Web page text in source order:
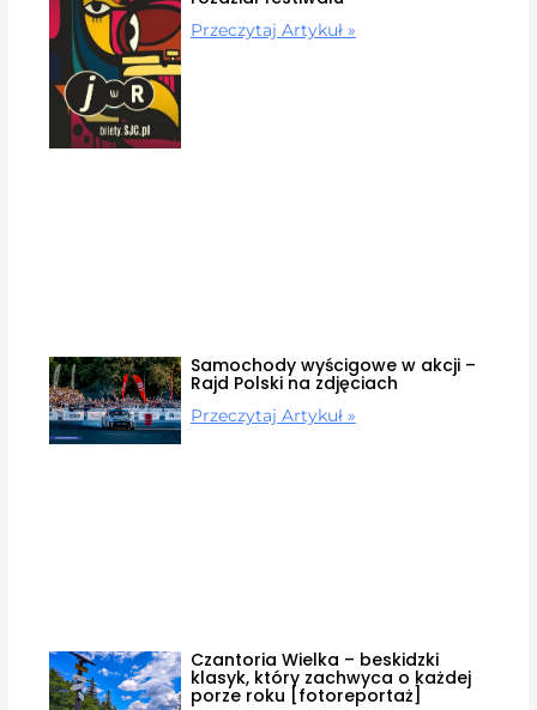
Przeczytaj Artykuł »
Samochody wyścigowe w akcji –
Rajd Polski na zdjęciach
Przeczytaj Artykuł »
Czantoria Wielka – beskidzki
klasyk, który zachwyca o każdej
porze roku [fotoreportaż]